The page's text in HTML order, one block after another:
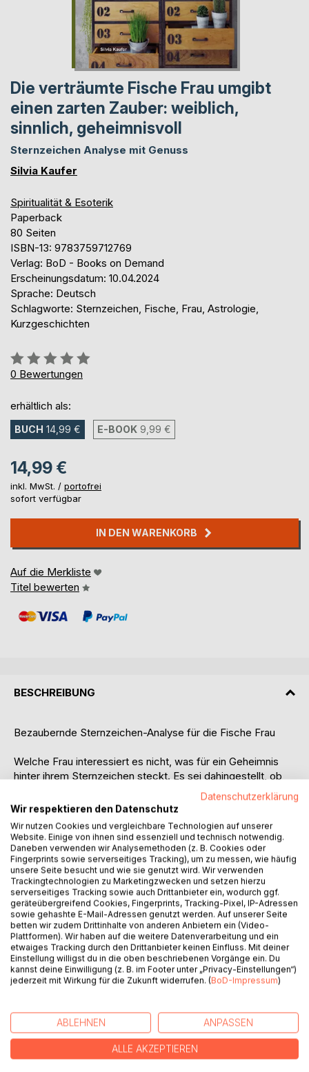
Die verträumte Fische Frau umgibt
einen zarten Zauber: weiblich,
sinnlich, geheimnisvoll
Sternzeichen Analyse mit Genuss
Silvia Kaufer
Spiritualität & Esoterik
Paperback
80 Seiten
ISBN-13: 9783759712769
Verlag: BoD - Books on Demand
Erscheinungsdatum: 10.04.2024
Sprache: Deutsch
Schlagworte: Sternzeichen, Fische, Frau, Astrologie,
Kurzgeschichten
Bewertung::
0%
0 Bewertungen
erhältlich als:
BUCH 14,99 € E-BOOK 9,99 €
14,99 €
inkl. MwSt. / portofrei
sofort verfügbar
IN DEN WARENKORB
Auf die Merkliste
Titel bewerten
BESCHREIBUNG
Bezaubernde Sternzeichen-Analyse für die Fische Frau
Welche Frau interessiert es nicht, was für ein Geheimnis
hinter ihrem Sternzeichen steckt. Es sei dahingestellt, ob
sie daran glaubt oder nicht. Interessant ist so eine
persönliche Analyse allemal.
In einem sehr unterhaltsamen astrologischen Part erfährt
die Leserin etwas über sich, was sie bisher vielleicht noch
nicht wusste. Das könnte das fehlende Puzzleteil zur
Selbsterkenntnis sein. Durch eine persönliche Ansprache
im Text bekommt sie das Gefühl mittendrin zu sein.
Bei einem lustigen Kreuzworträtsel kann sie dann noch
zeigen, was sie astrologisch so alles drauf hat.
Ein weiteres Highlight sind die drei wundervollen
Kurzgeschichten - spannend, lustig sowie leicht erotisch.
Ein mystischer Roman, der das familiäre Geheimnis lüftet,
warum eine erfolgreiche Frau, die alles hat, nicht glücklich
ist und sich stets in einem innerlichen Zwiespalt befindet.
Datenschutzerklärung
Wir respektieren den Datenschutz
Wir nutzen Cookies und vergleichbare Technologien auf unserer
Website. Einige von ihnen sind essenziell und technisch notwendig.
Daneben verwenden wir Analysemethoden (z. B. Cookies oder
Fingerprints sowie serverseitiges Tracking), um zu messen, wie häufig
unsere Seite besucht und wie sie genutzt wird. Wir verwenden
Trackingtechnologien zu Marketingzwecken und setzen hierzu
serverseitiges Tracking sowie auch Drittanbieter ein, wodurch ggf.
geräteübergreifend Cookies, Fingerprints, Tracking-Pixel, IP-Adressen
sowie gehashte E-Mail-Adressen genutzt werden. Auf unserer Seite
betten wir zudem Drittinhalte von anderen Anbietern ein (Video-
Plattformen). Wir haben auf die weitere Datenverarbeitung und ein
etwaiges Tracking durch den Drittanbieter keinen Einfluss. Mit deiner
Einstellung willigst du in die oben beschriebenen Vorgänge ein. Du
kannst deine Einwilligung (z. B. im Footer unter „Privacy-Einstellungen“)
jederzeit mit Wirkung für die Zukunft widerrufen. (BoD-Impressum)
ABLEHNEN ANPASSEN
ALLE AKZEPTIEREN